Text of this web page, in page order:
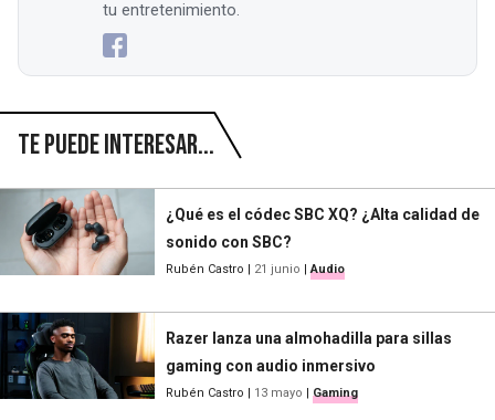
tu entretenimiento.
Te puede interesar...
¿Qué es el códec SBC XQ? ¿Alta calidad de
sonido con SBC?
Rubén Castro | 21 junio |Audio
Razer lanza una almohadilla para sillas
gaming con audio inmersivo
Rubén Castro | 13 mayo | Gaming